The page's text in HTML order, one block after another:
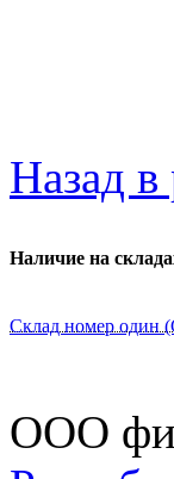
Назад в
Наличие на
Склад номер один
ООО